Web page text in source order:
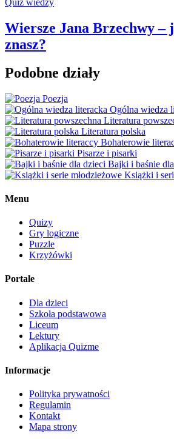
Wiersze Jana Brzechwy –
znasz?
Podobne działy
Poezja
Ogólna wiedza
Literatura
Literatura polska
Bohaterowie
Pisarze i pisarki
Bajki i baśnie
Książki i
Menu
Quizy
Gry logiczne
Puzzle
Krzyżówki
Portale
Dla dzieci
Szkoła podstawowa
Liceum
Lektury
Aplikacja Quizme
Informacje
Polityka prywatności
Regulamin
Kontakt
Mapa strony